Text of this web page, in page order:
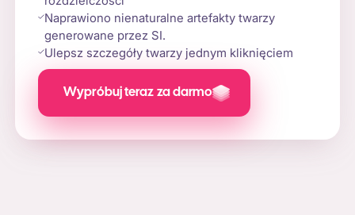
Naprawiono nienaturalne artefakty twarzy
generowane przez SI.
Ulepsz szczegóły twarzy jednym kliknięciem
Wypróbuj teraz za darmo